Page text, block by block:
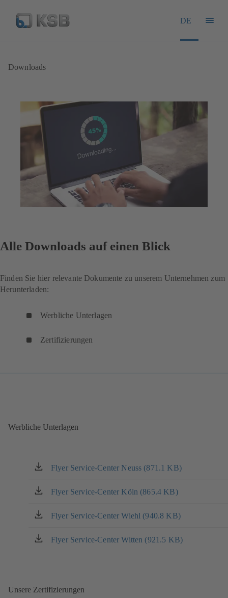
DE
Downloads
Alle Downloads auf einen Blick
Finden Sie hier relevante Dokumente zu unserem Unternehmen zum
Herunterladen:
Werbliche Unterlagen
Zertifizierungen
Werbliche Unterlagen
Flyer Service-Center Neuss (871.1 KB)
(öffnet
in
einem
Tab)
Flyer Service-Center Köln (865.4 KB)
(öffnet
in
einem
Tab)
Flyer Service-Center Wiehl (940.8 KB)
(öffnet
in
einem
Flyer Service-Center Witten (921.5 KB)
(öffnet
Unsere Zertifizierungen